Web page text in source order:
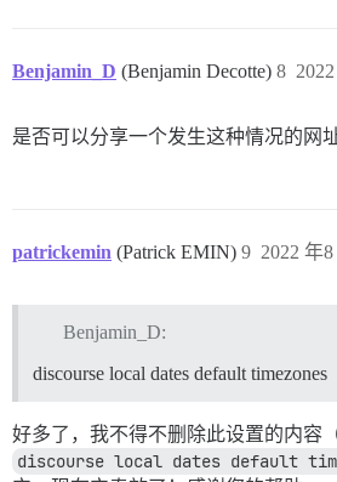
Benjamin_D (Benjamin Decotte) 8
是否可以分享一个发生这种情况的网址
patrickemin (Patrick EMIN) 2022 年
9
Benjamin_D:
discourse local dates default timezones
好多了，我不得不删除此设置的内容
discourse local dates default